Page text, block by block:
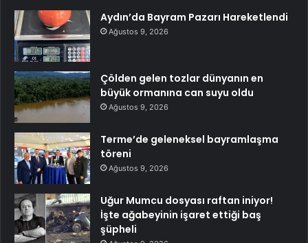
Aydın’da Bayram Pazarı Hareketlendi
Ağustos 9, 2026
Çölden gelen tozlar dünyanın en
büyük ormanına can suyu oldu
Ağustos 9, 2026
Terme’de geleneksel bayramlaşma
töreni
Ağustos 9, 2026
Uğur Mumcu dosyası raftan iniyor!
İşte ağabeyinin işaret ettiği baş
şüpheli